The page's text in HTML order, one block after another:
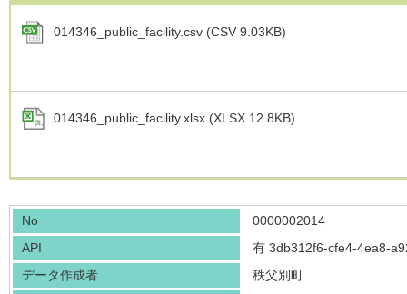
014346_public_facility.csv (CSV 9.03KB)
014346_public_facility.xlsx (XLSX 12.8KB)
No
0000002014
API
有 3db312f6-cfe4-4ea8-
データ作成者
秩父別町